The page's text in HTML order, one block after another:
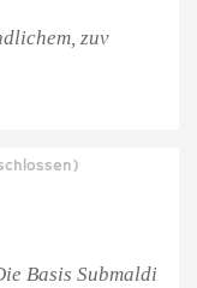
zuv
Basis Submaldi